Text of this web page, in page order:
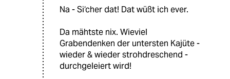
Na - Si‘cher dat! Dat wüßt ich ever.
Da mähtste nix. Wieviel
Grabendenken der untersten Kajüte -
wieder & wieder strohdreschend -
durchgeleiert wird!